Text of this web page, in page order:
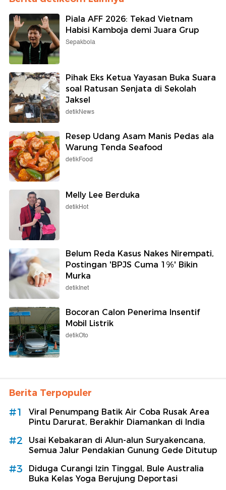
Piala AFF 2026: Tekad Vietnam
Habisi Kamboja demi Juara Grup
Sepakbola
Pihak Eks Ketua Yayasan Buka Suara
soal Ratusan Senjata di Sekolah
Jaksel
detikNews
Resep Udang Asam Manis Pedas ala
Warung Tenda Seafood
detikFood
Melly Lee Berduka
detikHot
Belum Reda Kasus Nakes Nirempati,
Postingan 'BPJS Cuma 1%' Bikin
Murka
detikInet
Bocoran Calon Penerima Insentif
Mobil Listrik
detikOto
Berita Terpopuler
#1
Viral Penumpang Batik Air Coba Rusak Area
Pintu Darurat, Berakhir Diamankan di India
#2
Usai Kebakaran di Alun-alun Suryakencana,
Semua Jalur Pendakian Gunung Gede Ditutup
#3
Diduga Curangi Izin Tinggal, Bule Australia
Buka Kelas Yoga Berujung Deportasi